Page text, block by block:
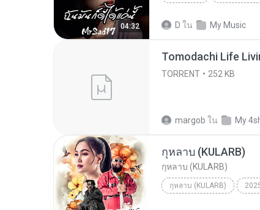
04:32 D ใน My Music
TORRENT 252 KB
margob ใน My
กุหลาบ (KULARB)
กุหลาบ (KULARB)
กุหลาบ (KULARB)